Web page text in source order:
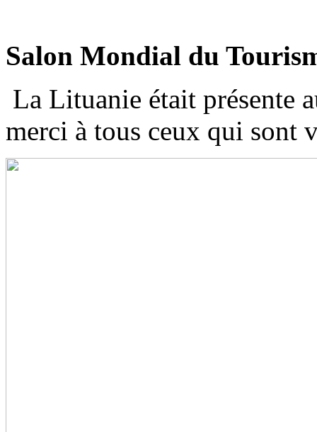
Salon Mondial du
La Lituanie était présente
merci à tous ceux qui sont